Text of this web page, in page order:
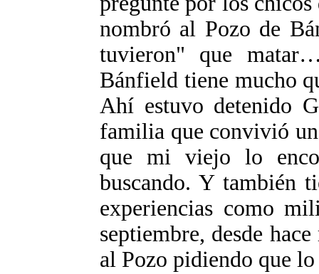
nombró al Pozo de
tuvieron" que
Bánfield tiene mucho
Ahí estuvo detenido
familia que convivió
que mi viejo lo
buscando. Y también
experiencias como
septiembre, desde
al Pozo pidiendo que